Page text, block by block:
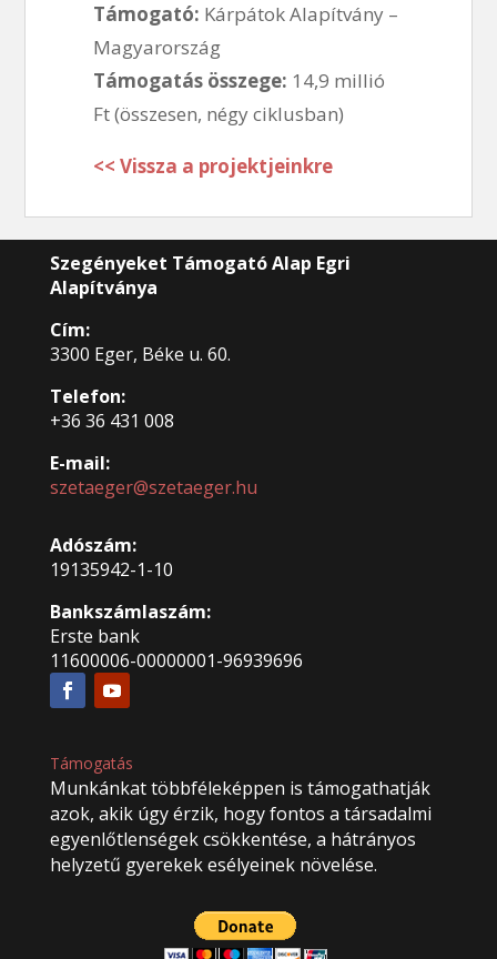
Támogató: Kárpátok Alapítvány –
Magyarország
Támogatás összege: 14,9 millió
Ft (összesen, négy ciklusban)
<< Vissza a projektjeinkre
Szegényeket Támogató Alap Egri
Alapítványa
Cím:
3300 Eger, Béke u. 60.
Telefon:
+36 36 431 008
E-mail:
szetaeger@szetaeger.hu
Adószám:
19135942-1-10
Bankszámlaszám:
Erste bank
11600006-00000001-96939696
Támogatás
Munkánkat többféleképpen is támogathatják
azok, akik úgy érzik, hogy fontos a társadalmi
egyenlőtlenségek csökkentése, a hátrányos
helyzetű gyerekek esélyeinek növelése.